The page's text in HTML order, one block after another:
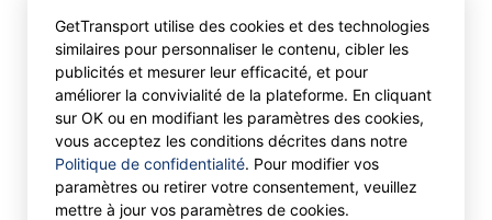
GetTransport utilise des cookies et des technologies
similaires pour personnaliser le contenu, cibler les
publicités et mesurer leur efficacité, et pour
améliorer la convivialité de la plateforme. En cliquant
sur OK ou en modifiant les paramètres des cookies,
vous acceptez les conditions décrites dans notre
Politique de confidentialité. Pour modifier vos
paramètres ou retirer votre consentement, veuillez
mettre à jour vos paramètres de cookies.